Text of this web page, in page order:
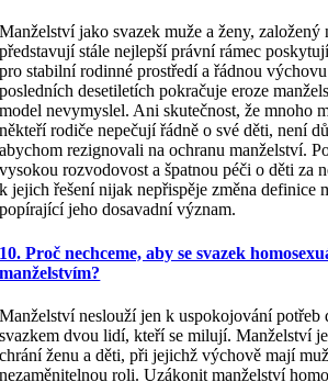
Manželství jako svazek muže a ženy, založený
představují stále nejlepší právní rámec
pro stabilní rodinné prostředí a řádnou
posledních desetiletích pokračuje eroze
model nevymyslel. Ani skutečnost, že mnoho
někteří rodiče nepečují řádně o své děti, není
abychom rezignovali na ochranu manželství.
vysokou rozvodovost a špatnou péči o děti za
k jejich řešení nijak nepřispěje změna definice
popírající jeho dosavadní význam.
10. Proč nechceme, aby se svazek
manželstvím?
Manželství neslouží jen k uspokojování potřeb
svazkem dvou lidí, kteří se milují. Manželství
chrání ženu a děti, při jejichž výchově mají
nezaměnitelnou roli. Uzákonit manželství